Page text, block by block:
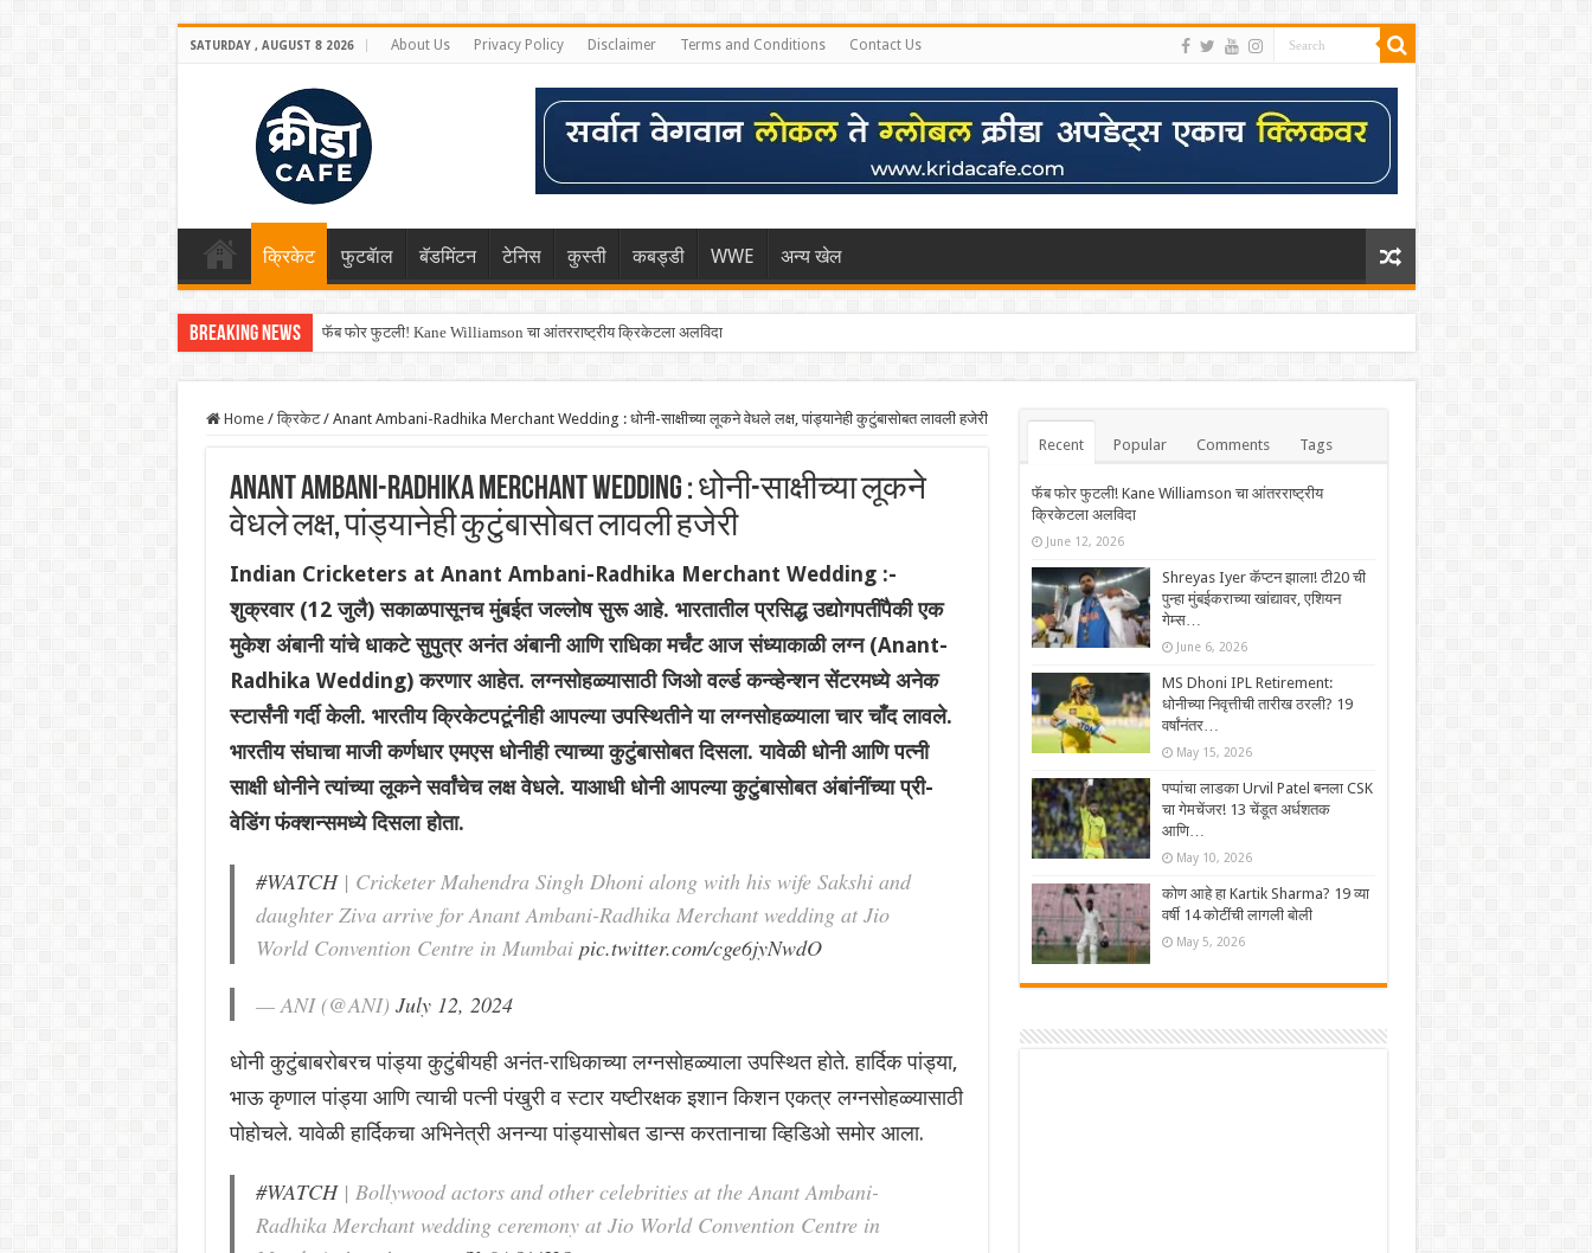
SATURDAY , AUGUST 8 2026 About Us Privacy Policy Disclaimer Terms and Conditions Contact Us
क्रिकेट फुटबॅाल बॅडमिंटन टेनिस कुस्ती कबड्डी WWE अन्य खेल
Breaking News फॅब फोर फुटली! Kane Williamson चा आंतरराष्ट्रीय क्रिकेटला अलविदा
Shreyas Iyer कॅप्टन झाला! टी20 ची पुन्हा मुंबईकराच्या खांद्यावर, एशियन गेम्स…
Home / क्रिकेट / Anant Ambani-Radhika Merchant Wedding : धोनी-साक्षीच्या लूकने वेधले लक्ष, पांड्यानेही कुटुंबासोबत लावली हजेरी
Anant Ambani-Radhika Merchant Wedding : धोनी-साक्षीच्या लूकने
वेधले लक्ष, पांड्यानेही कुटुंबासोबत लावली हजेरी
Indian Cricketers at Anant Ambani-Radhika Merchant Wedding :-
शुक्रवार (12 जुलै) सकाळपासूनच मुंबईत जल्लोष सुरू आहे. भारतातील प्रसिद्ध उद्योगपतींपैकी एक
मुकेश अंबानी यांचे धाकटे सुपुत्र अनंत अंबानी आणि राधिका मर्चंट आज संध्याकाळी लग्न (Anant-
Radhika Wedding) करणार आहेत. लग्नसोहळ्यासाठी जिओ वर्ल्ड कन्व्हेन्शन सेंटरमध्ये अनेक
स्टार्संनी गर्दी केली. भारतीय क्रिकेटपटूंनीही आपल्या उपस्थितीने या लग्नसोहळ्याला चार चाँद लावले.
भारतीय संघाचा माजी कर्णधार एमएस धोनीही त्याच्या कुटुंबासोबत दिसला. यावेळी धोनी आणि पत्नी
साक्षी धोनीने त्यांच्या लूकने सर्वांचेच लक्ष वेधले. याआधी धोनी आपल्या कुटुंबासोबत अंबांनींच्या प्री-
वेडिंग फंक्शन्समध्ये दिसला होता.
#WATCH| Cricketer Mahendra Singh Dhoni along with his wife Sakshi and
daughter Ziva arrive for Anant Ambani-Radhika Merchant wedding at Jio
World Convention Centre in Mumbai pic.twitter.com/cge6jyNwdO
— ANI (@ANI) July 12, 2024
धोनी कुटुंबाबरोबरच पांड्या कुटुंबीयही अनंत-राधिकाच्या लग्नसोहळ्याला उपस्थित होते. हार्दिक पांड्या,
भाऊ कृणाल पांड्या आणि त्याची पत्नी पंखुरी व स्टार यष्टीरक्षक इशान किशन एकत्र लग्नसोहळ्यासाठी
पोहोचले. यावेळी हार्दिकचा अभिनेत्री अनन्या पांड्यासोबत डान्स करतानाचा व्हिडिओ समोर आला.
#WATCH| Bollywood actors and other celebrities at the Anant Ambani-
Radhika Merchant wedding ceremony at Jio World Convention Centre in
Recent Popular Comments Tags
फॅब फोर फुटली! Kane Williamson चा आंतरराष्ट्रीय
क्रिकेटला अलविदा
June 12, 2026
Shreyas Iyer कॅप्टन झाला! टी20 ची
पुन्हा मुंबईकराच्या खांद्यावर, एशियन
गेम्स…
June 6, 2026
MS Dhoni IPL Retirement:
धोनीच्या निवृत्तीची तारीख ठरली? 19
वर्षांनंतर…
May 15, 2026
पप्पांचा लाडका Urvil Patel बनला CSK
चा गेमचेंजर! 13 चेंडूत अर्धशतक
आणि…
May 10, 2026
कोण आहे हा Kartik Sharma? 19 व्या
वर्षी 14 कोटींची लागली बोली
May 5, 2026